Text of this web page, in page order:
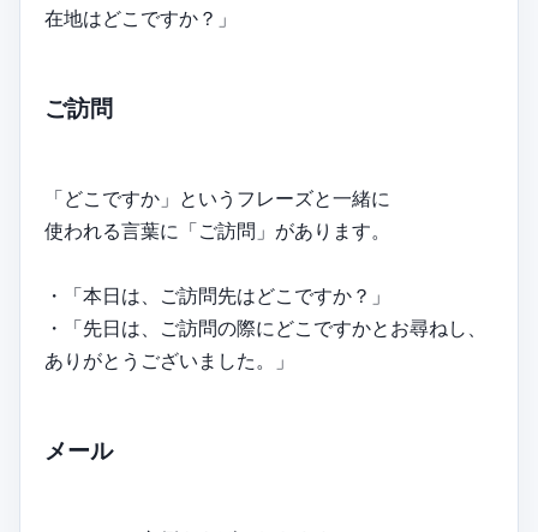
在地はどこですか？」
ご訪問
「どこですか」というフレーズと一緒に
使われる言葉に「ご訪問」があります。
・「本日は、ご訪問先はどこですか？」
・「先日は、ご訪問の際にどこですかとお尋ねし、
ありがとうございました。」
メール